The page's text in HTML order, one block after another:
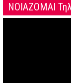
ΝΟΙΑΖΟΜΑΙ